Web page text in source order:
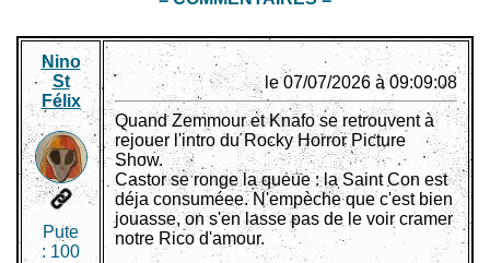
Nino
St
Félix
Pute
: 100
le 07/07/2026 à 09:09:08
Quand Zemmour et Knafo se retrouvent à
rejouer l'intro du Rocky Horror Picture
Show.
Castor se ronge la queue : la Saint Con est
déja consuméee. N'empèche que c'est bien
jouasse, on s'en lasse pas de le voir cramer
notre Rico d'amour.